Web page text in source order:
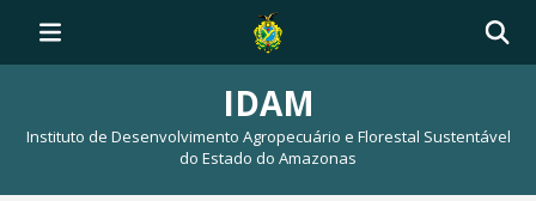
IDAM
Instituto de Desenvolvimento Agropecuário e Florestal Sustentável
do Estado do Amazonas